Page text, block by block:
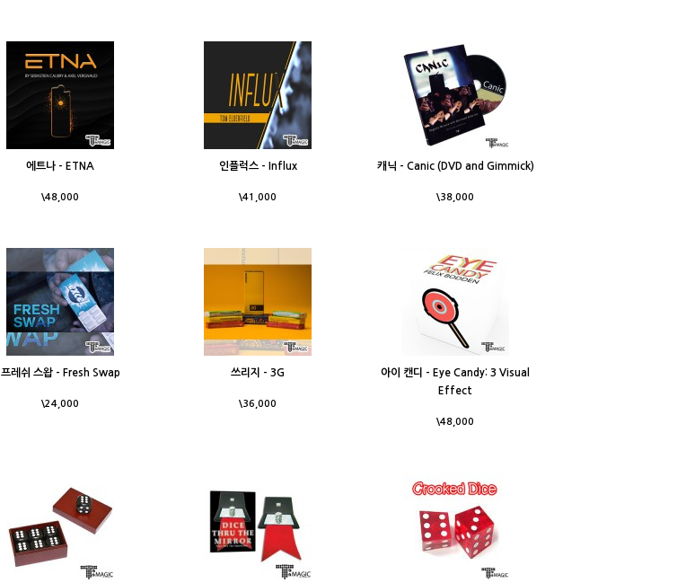
에트나 - ETNA
\48,000
인플럭스 - Influx
\41,000
캐닉 - Canic (DVD and Gimmick)
\38,000
프레쉬 스왑 - Fresh Swap
\24,000
쓰리지 - 3G
\36,000
아이 캔디 - Eye Candy: 3 Visual
Effect
\48,000